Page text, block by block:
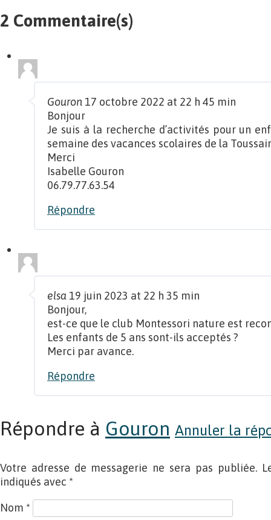
2 Commentaire(s)
Gouron 17 octobre 2022 at 22 h 45 min
Bonjour
Je suis à la recherche d’activités pour un
semaine des vacances scolaires de la
Merci
Isabelle Gouron
06.79.77.63.54
Répondre
elsa 19 juin 2023 at 22 h 35 min
Bonjour,
est-ce que le club Montessori nature est
Les enfants de 5 ans sont-ils acceptés ?
Merci par avance.
Répondre
Répondre à Gouron Annuler la
Votre adresse de messagerie ne sera pas publiée.
indiqués avec *
Nom *